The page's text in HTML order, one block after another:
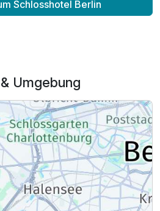
Schlosshotel Berlin
Umgebung